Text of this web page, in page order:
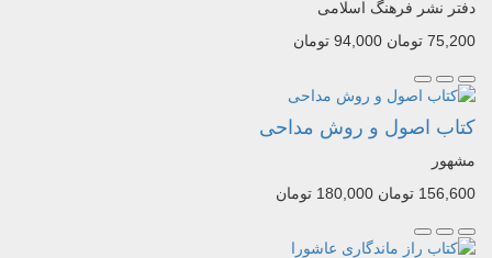
دفتر نشر فرهنگ اسلامی
75,200 تومان
94,000 تومان
کتاب اصول و روش مداحی
مشهور
156,600 تومان
180,000 تومان